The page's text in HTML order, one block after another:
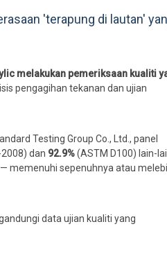
'terapung di lautan'
melakukan pemeriksaan kualiti
pengagihan tekanan dan ujian
Testing Group Co., Ltd., panel
dan 92.9%(ASTM D100) lain-
memenuhi sepenuhnya atau
data ujian kualiti yang